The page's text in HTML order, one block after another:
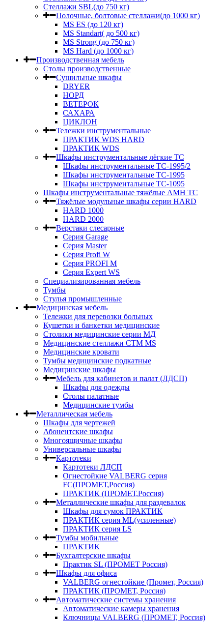
Стеллажи SBL(до 750 кг)
Полочные, болтовые стеллажи(до 1000 кг)
MS ES (до 120 кг)
MS Standart( до 500 кг)
MS Strong (до 750 кг)
MS Hard (до 1000 кг)
Производственная мебель
Столы производственные
Сушильные шкафы
DRYER
НОРД
ВЕТЕРОК
САХАРА
ЦИКЛОН
Тележки инструментальные
ПРАКТИК WDS HARD
ПРАКТИК WDS
Шкафы инструментальные лёгкие ТС
Шкафы инструментальные ТС-1995/2
Шкафы инструментальные TC-1995
Шкафы инструментальные TC-1095
Шкафы инструментальные тяжёлые AMH TC
Тяжёлые модульные шкафы серии HARD
HARD 1000
HARD 2000
Верстаки слесарные
Серия Garage
Серия Master
Серия Profi W
Серия PROFI M
Серия Expert WS
Специализированная мебель
Тумбы
Стулья промышленные
Медицинская мебель
Тележки для перевозки больных
Кушетки и банкетки медицинские
Столики медицинские серии МД
Медицинские стеллажи СТМ MS
Медицинские кровати
Тумбы медицинские подкатные
Медицинские шкафы
Мебель для кабинетов и палат (ЛДСП)
Шкафы для одежды
Столы палатные
Медицинские тумбы
Металлическая мебель
Шкафы для чертежей
Абонентские шкафы
Многоящичные шкафы
Универсальные шкафы
Картотеки
Картотеки ЛДСП
Огнестойкие VALBERG серия
FC(ПРОМЕТ,Россия)
ПРАКТИК (ПРОМЕТ,Россия)
Металлические шкафы для раздевалок
Шкафы для сумок ПРАКТИК
ПРАКТИК серия ML(усиленные)
ПРАКТИК серия LS
Тумбы мобильные
ПРАКТИК
Бухгалтерские шкафы
Практик SL (ПРОМЕТ Россия)
Шкафы для офиса
VALBERG огнестойкие (Промет, Россия)
ПРАКТИК (ПРОМЕТ, Россия)
Автоматические системы хранения
Автоматические камеры хранения
Ключницы VALBERG (ПРОМЕТ, Россия)